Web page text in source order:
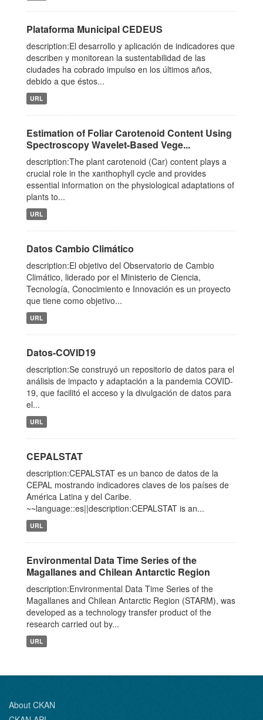
Plataforma Municipal CEDEUS
description:El desarrollo y aplicación de indicadores que
describen y monitorean la sustentabilidad de las
ciudades ha cobrado impulso en los últimos años,
debido a que éstos...
URL
Estimation of Foliar Carotenoid Content Using
Spectroscopy Wavelet-Based Vege...
description:The plant carotenoid (Car) content plays a
crucial role in the xanthophyll cycle and provides
essential information on the physiological adaptations of
plants to...
URL
Datos Cambio Climático
description:El objetivo del Observatorio de Cambio
Climático, liderado por el Ministerio de Ciencia,
Tecnología, Conocimiento e Innovación es un proyecto
que tiene como objetivo...
URL
Datos-COVID19
description:Se construyó un repositorio de datos para el
análisis de impacto y adaptación a la pandemia COVID-
19, que facilitó el acceso y la divulgación de datos para
el...
URL
CEPALSTAT
description:CEPALSTAT es un banco de datos de la
CEPAL mostrando indicadores claves de los países de
América Latina y del Caribe.
~~language::es||description:CEPALSTAT is an...
URL
Environmental Data Time Series of the
Magallanes and Chilean Antarctic Region
description:Environmental Data Time Series of the
Magallanes and Chilean Antarctic Region (STARM), was
developed as a technology transfer product of the
research carried out by...
URL
About CKAN